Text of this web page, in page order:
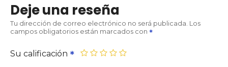
Deje una reseña
Tu dirección de correo electrónico no será publicada. Los
campos obligatorios están marcados con
Su calificación